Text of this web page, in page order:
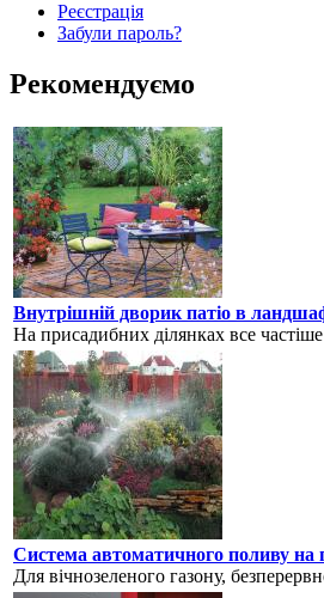
Реєстрація
Забули пароль?
Рекомендуємо
Внутрішній дворик патіо в
На присадибних ділянках все
Система автоматичного поливу на
Для вічнозеленого газону,